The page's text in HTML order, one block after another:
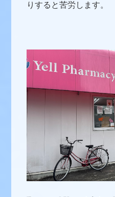
りすると苦労します。